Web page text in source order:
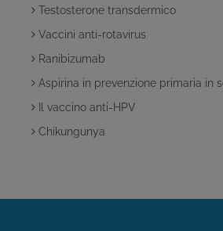
Testosterone transdermico
Vaccini anti-rotavirus
Ranibizumab
Aspirina in prevenzione primaria in
Il vaccino anti-HPV
Chikungunya